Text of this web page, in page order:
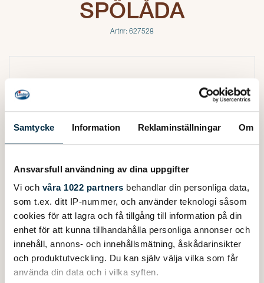
Samtycke Information Reklaminställningar Om
Ansvarsfull användning av dina uppgifter
Vi och våra 1022 partners behandlar din personliga data,
som t.ex. ditt IP-nummer, och använder teknologi såsom
cookies för att lagra och få tillgång till information på din
enhet för att kunna tillhandahålla personliga annonser och
innehåll, annons- och innehållsmätning, åskådarinsikter
och produktutveckling. Du kan själv välja vilka som får
använda din data och i vilka syften.
SPÖLÅDA
Artnr: 627528